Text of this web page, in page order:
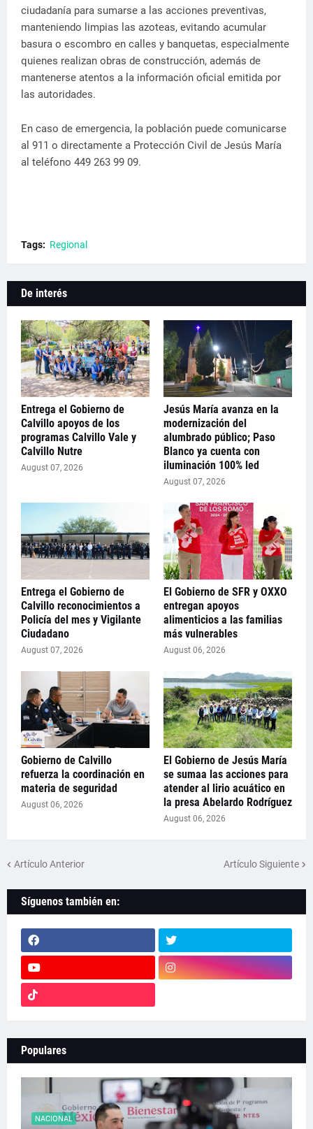
ciudadanía para sumarse a las acciones preventivas,
manteniendo limpias las azoteas, evitando acumular
basura o escombro en calles y banquetas, especialmente
quienes realizan obras de construcción, además de
mantenerse atentos a la información oficial emitida por
las autoridades.
En caso de emergencia, la población puede comunicarse
al 911 o directamente a Protección Civil de Jesús María
al teléfono 449 263 99 09.
Tags: Regional
De interés
Entrega el Gobierno de
Calvillo apoyos de los
programas Calvillo Vale y
Calvillo Nutre
August 07, 2026
Jesús María avanza en la
modernización del
alumbrado público; Paso
Blanco ya cuenta con
iluminación 100% led
August 07, 2026
Entrega el Gobierno de
Calvillo reconocimientos a
Policía del mes y Vigilante
Ciudadano
August 07, 2026
El Gobierno de SFR y OXXO
entregan apoyos
alimenticios a las familias
más vulnerables
August 06, 2026
Gobierno de Calvillo
refuerza la coordinación en
materia de seguridad
August 06, 2026
El Gobierno de Jesús María
se sumaa las acciones para
atender al lirio acuático en
la presa Abelardo Rodríguez
August 06, 2026
Artículo Anterior Artículo Siguiente
Síguenos también en:
Populares
NACIONAL